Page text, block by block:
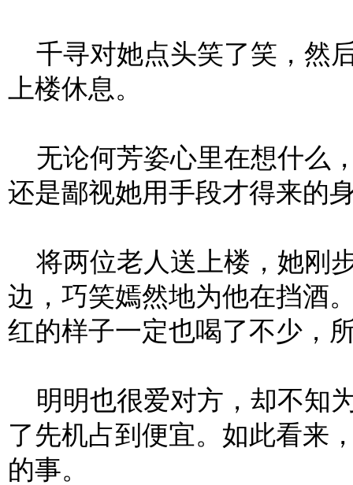
千寻对她点头笑了笑，然
上楼休息。
无论何芳姿心里在想什么
还是鄙视她用手段才得来的
将两位老人送上楼，她刚
边，巧笑嫣然地为他在挡酒
红的样子一定也喝了不少，
明明也很爱对方，却不知
了先机占到便宜。如此看来
的事。